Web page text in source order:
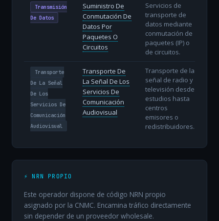
Transmisión
De Datos
Suministro De
Conmutación De
Datos Por
Paquetes O
Circuitos
Servicios de
transporte de
datos mediante
conmutación de
paquetes (IP) o
de circuitos.
Transporte
De La Señal
De Los
Servicios De
Comunicación
Audiovisual
Transporte De
La Señal De Los
Servicios De
Comunicación
Audiovisual
Transporte de la
señal de radio y
televisión desde
estudios hasta
centros
emisores o
redistribuidores.
⚡ NRN PROPIO
Este operador dispone de código NRN propio
asignado por la CNMC. Encamina tráfico directamente
sin depender de un proveedor wholesale.